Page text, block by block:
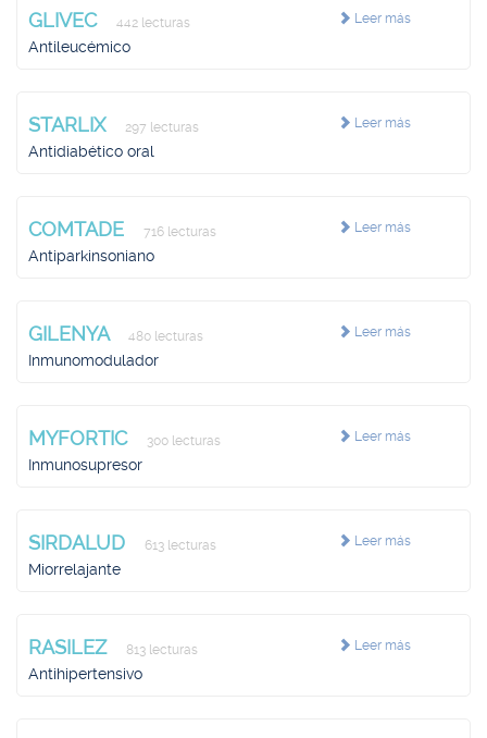
Leer más
GLIVEC 442 lecturas
Antileucémico
Leer más
STARLIX 297 lecturas
Antidiabético oral
Leer más
COMTADE 716 lecturas
Antiparkinsoniano
Leer más
GILENYA 480 lecturas
Inmunomodulador
Leer más
MYFORTIC 300 lecturas
Inmunosupresor
Leer más
SIRDALUD 613 lecturas
Miorrelajante
Leer más
RASILEZ 813 lecturas
Antihipertensivo